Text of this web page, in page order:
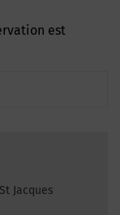
est
Jacques